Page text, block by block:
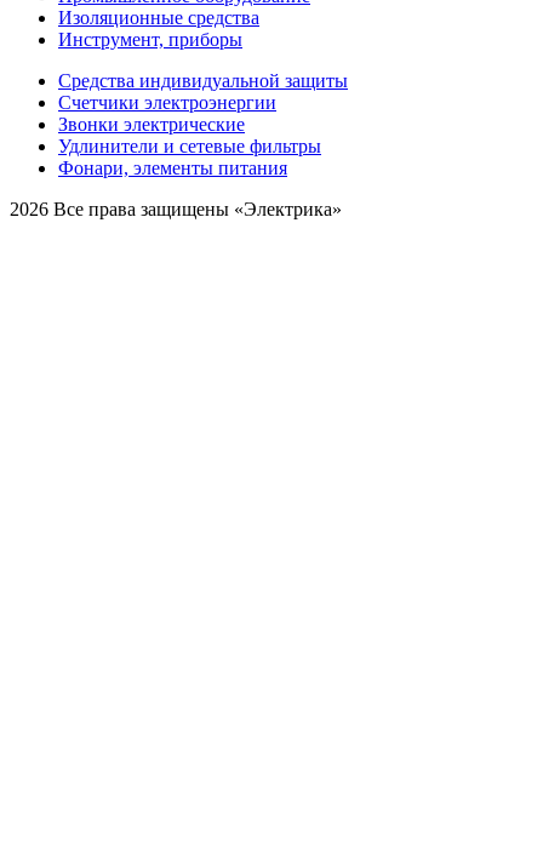
Изоляционные средства
Инструмент, приборы
Средства индивидуальной защиты
Счетчики электроэнергии
Звонки электрические
Удлинители и сетевые фильтры
Фонари, элементы питания
2026 Все права защищены «Электрика»